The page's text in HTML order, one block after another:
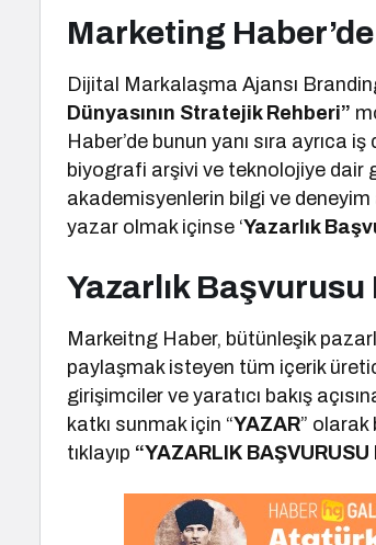
Marketing
Dijital Markalaşma Ajansı
Dünyasının Stratejik Rehberi”
Haber’de bunun yanı sıra ayrıca
biyografi arşivi ve teknolojiye dair
akademisyenlerin bilgi ve
yazar olmak içinse ‘Yazarlık
Yazarlık Başvurusu
Markeitng Haber, bütünleşik
paylaşmak isteyen tüm içerik
girişimciler ve yaratıcı bakış
katkı sunmak için “YAZAR” olarak
tıklayıp “YAZARLIK BAŞVURUSU